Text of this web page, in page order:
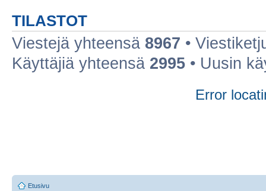
TILASTOT
Viestejä yhteensä 8967 •
Käyttäjiä yhteensä 2995 • Uusin
Error
Etusivu